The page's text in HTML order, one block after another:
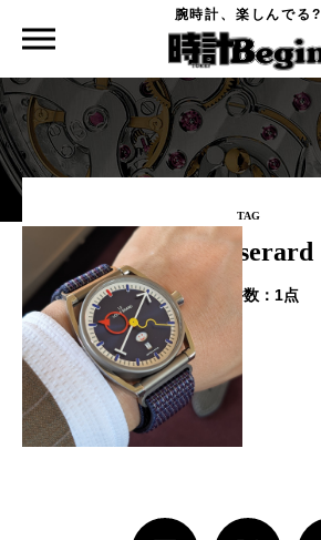
腕時計、楽しんでる?
louiserard
TAG
#louiserard
該当件数： 1点
Watches and Wonders Geneva
2026 番外編 Part.２